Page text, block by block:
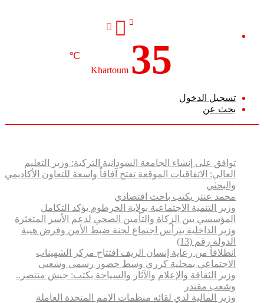
Khartoum 35
℃
تسجيل الدخول
بحث عن
توافق على إنشاء الجامعة السودانية التركية: وزير التعليم
العالي: الاتفاقيات الموقعة تفتح آفاقاً واسعة للتعاون الأكاديمي
والبحثي
محمد عنتر يكتب باحث اقتصادي
وزير التنمية الاجتماعية بولاية الخرطوم يؤكد التكامل
المؤسسي بين الزكاة والتأمين الصحي لدعم الأسر المتعثرة
وزير الداخلية يترأس اجتماع لجنة ضبط الأمن وفرض هيبة
الدولة رقم (13)
انطلاقاً من رعاية إنسان الريف افتتاح مركز الشهيناب
الاجتماعي بمحلية كرري وسط حضور رسمى وشعبي
وزير الثقافة والإعلام والآثار والسياحة يكتب: جيش منتصر..
وشعب مقتدر
وزير المالية لدي لقائه منظمات الامم المتحدة العاملة